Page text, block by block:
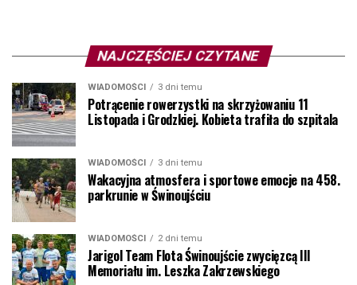
NAJCZĘŚCIEJ CZYTANE
WIADOMOŚCI 3 dni temu
Potrącenie rowerzystki na skrzyżowaniu 11
Listopada i Grodzkiej. Kobieta trafiła do szpitala
WIADOMOŚCI 3 dni temu
Wakacyjna atmosfera i sportowe emocje na 458.
parkrunie w Świnoujściu
WIADOMOŚCI 2 dni temu
Jarigol Team Flota Świnoujście zwycięzcą III
Memoriału im. Leszka Zakrzewskiego